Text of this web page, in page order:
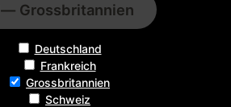
— Grossbritannien
Deutschland
Frankreich
Grossbritannien
Schweiz